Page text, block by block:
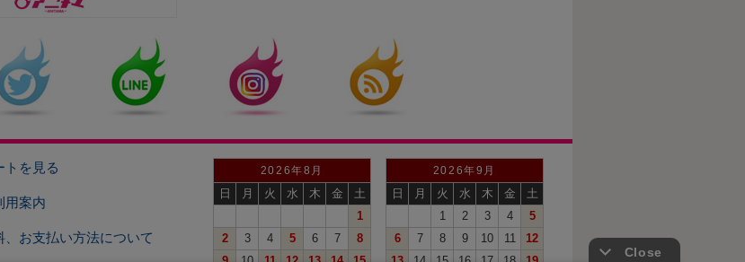
トを見る
用案内
、お支払い方法について
2026年8月
日 月 火 水 木 金
土
1
2
3 4 5 6 7
8
2026年9月
日 月 火 水 木 金
土
1
2 3 4
5
6
7 8 9 10 11
12